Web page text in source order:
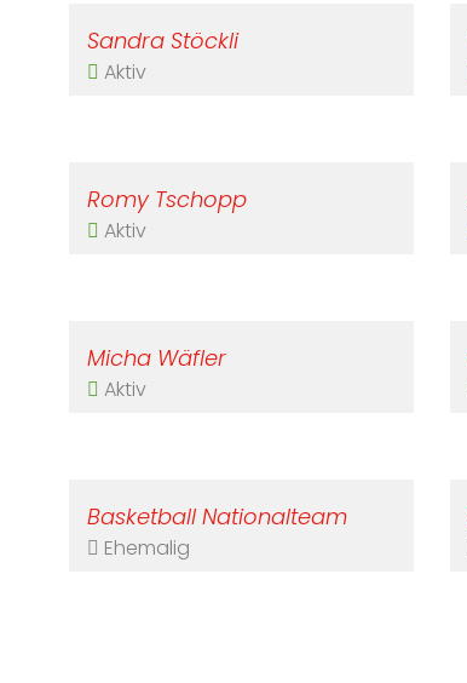
Sandra Stöckli
Aktiv
Romy Tschopp
Aktiv
Micha Wäfler
Aktiv
Basketball Nationalteam
Ehemalig